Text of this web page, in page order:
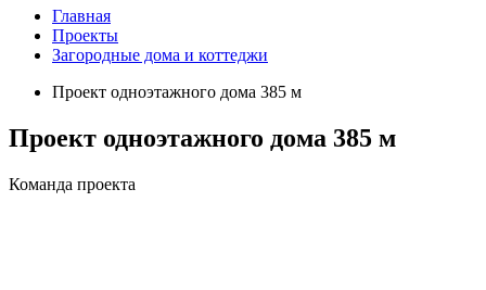
Главная
Проекты
Загородные дома и коттеджи
Проект одноэтажного дома 385 м
Проект одноэтажного дома 385 м
Команда проекта